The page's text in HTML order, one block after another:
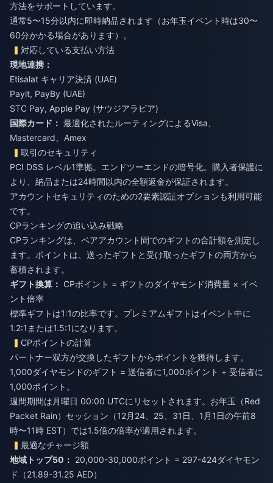
方法をサポートしています。
通常5〜15分以内に即時納品されます（お年玉イベント時は30〜
60分かかる場合があります）。
対応している支払い方法
現地連携：
Etisalat キャリア決済 (UAE)
Payit, PayBy (UAE)
STC Pay, Apple Pay (サウジアラビア)
国際カード： 最適化されたルーティングによるVisa、
Mastercard、Amex
取引のセキュリティ
PCI DSS レベル1準拠。エンドツーエンドの暗号化。購入者保護に
より、納品または24時間以内の全額返金が保証されます。
アカウントセキュリティのための2要素認証オプションも利用可能
です。
CPランキングの追い込み戦略
CPランキングは、ペアアカウント間でのギフトの合計額を測定し
ます。ポイントは、送ったギフトと受け取ったギフトの両方から
蓄積されます。
ギフト換算： CPポイント = ギフトのダイヤモンド消費量 × イベ
ント倍率
標準ギフトは1:1の比率です。プレミアムギフトはイベント中に
1.2:1または1.5:1になります。
CPポイントの計算
パートナー双方が交換したギフトからポイントを獲得します。
1,000ダイヤモンドのギフト = 送信者に1,000ポイント + 受信者に
1,000ポイント。
週間期間は月曜日 00:00 UTCにリセットされます。お年玉（Red
Packet Rain）セッション（12月24、25、31日、1月1日の午前8
時〜11時 EST）では1.5倍の倍率が適用されます。
最適なチャージ額
地域トップ50： 20,000-30,000ポイント = 297-424ダイヤモン
ド（21.89-31.25 AED）